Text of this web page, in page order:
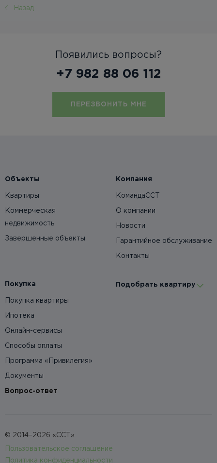
Назад
Появились вопросы?
+7 982 88 06 112
ПЕРЕЗВОНИТЬ МНЕ
Объекты
Квартиры
Коммерческая
недвижимость
Завершенные объекты
Компания
КомандаССТ
О компании
Новости
Гарантийное обслуживание
Контакты
Покупка
Покупка квартиры
Ипотека
Онлайн-сервисы
Способы оплаты
Программа «Привилегия»
Документы
Вопрос-ответ
Подобрать квартиру
© 2014–2026 «ССТ»
Пользовательское соглашение
Политика конфиденциальности